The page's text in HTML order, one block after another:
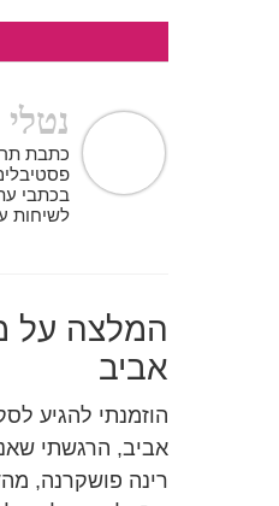
כתבת
בכתבי
לשיחות
המלצה על
אביב
הוזמנתי להגיע
אביב, הרגשתי
רינה פושקרנה,